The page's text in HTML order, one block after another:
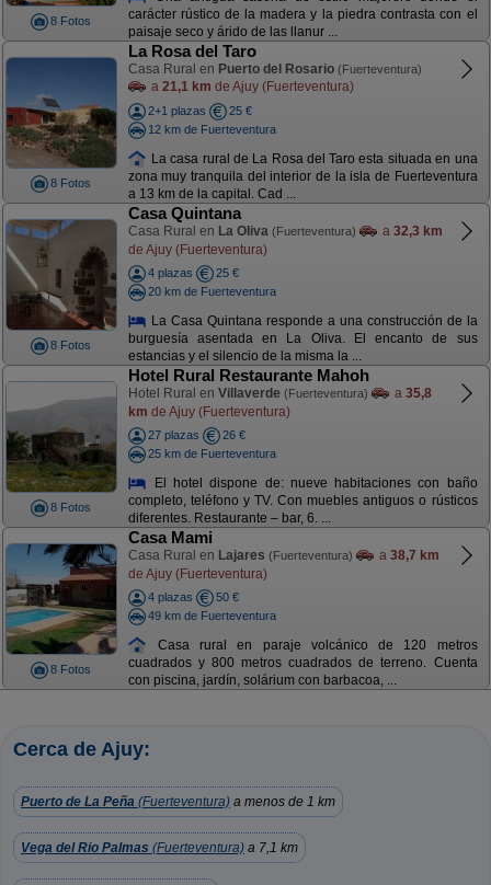
8 Fotos
carácter rústico de la madera y la piedra contrasta con el
paisaje seco y árido de las llanur ...
8 Fotos
La Rosa del Taro
Casa Rural en Puerto del Rosario (Fuerteventura)
a 21,1 km de Ajuy (Fuerteventura)
2+1 plazas
25 €
12 km de Fuerteventura
La casa rural de La Rosa del Taro esta situada en una
zona muy tranquila del interior de la isla de Fuerteventura
a 13 km de la capital. Cad ...
8 Fotos
Casa Quintana
Casa Rural en La Oliva (Fuerteventura) a 32,3 km
de Ajuy (Fuerteventura)
4 plazas
25 €
20 km de Fuerteventura
La Casa Quintana responde a una construcción de la
burguesía asentada en La Oliva. El encanto de sus
estancias y el silencio de la misma la ...
8 Fotos
Hotel Rural Restaurante Mahoh
Hotel Rural en Villaverde (Fuerteventura) a 35,8
km de Ajuy (Fuerteventura)
27 plazas
26 €
25 km de Fuerteventura
El hotel dispone de: nueve habitaciones con baño
completo, teléfono y TV. Con muebles antiguos o rústicos
diferentes. Restaurante – bar, 6. ...
8 Fotos
Casa Mami
Casa Rural en Lajares (Fuerteventura) a 38,7 km
de Ajuy (Fuerteventura)
4 plazas
50 €
49 km de Fuerteventura
Casa rural en paraje volcánico de 120 metros
cuadrados y 800 metros cuadrados de terreno. Cuenta
con piscina, jardín, solárium con barbacoa, ...
Cerca de Ajuy:
Puerto de La Peña (Fuerteventura) a menos de 1 km
Vega del Rio Palmas (Fuerteventura) a 7,1 km